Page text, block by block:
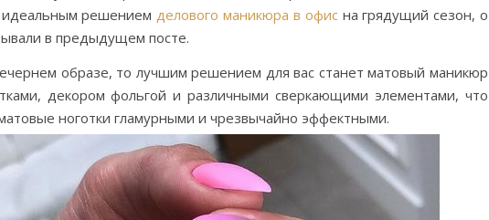
идеальным решениемделового маникюра в офисна грядущий сезон, о
в предыдущем посте.
образе, то лучшим решением для вас станет матовый маникюр
декором фольгой и различными сверкающими элементами, что
ноготки гламурными и чрезвычайно эффектными.